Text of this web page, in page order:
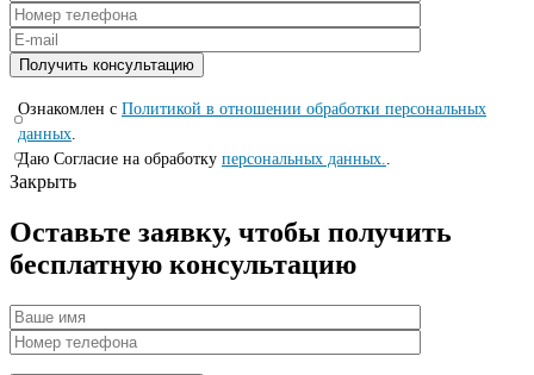
Ознакомлен с Политикой в отношении обработки персональных
данных.
Даю Согласие на обработку персональных данных..
Закрыть
Оставьте заявку, чтобы получить
бесплатную консультацию